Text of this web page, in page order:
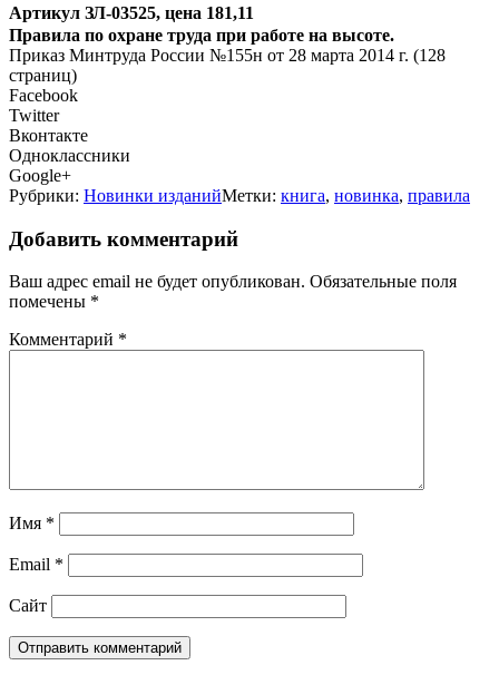
Артикул ЗЛ-03525, цена 181,11
Правила по охране труда при работе на высоте.
Приказ Минтруда России №155н от 28 марта 2014 г. (128
страниц)
Facebook
Twitter
Вконтакте
Одноклассники
Google+
Рубрики: Новинки изданийМетки: книга, новинка, правила
Добавить комментарий
Ваш адрес email не будет опубликован. Обязательные поля
помечены *
Комментарий *
Имя *
Email *
Сайт